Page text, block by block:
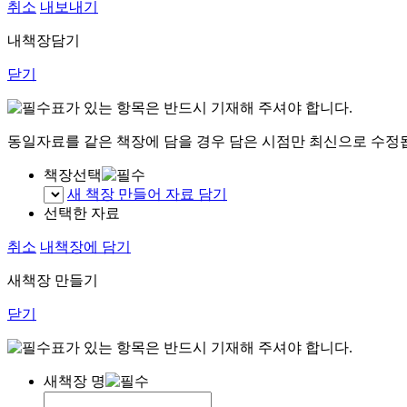
취소 내보내기
내책장담기
닫기
표가 있는 항목은 반드시 기재해 주셔야 합니다.
동일자료를 같은 책장에 담을 경우 담은 시점만 최신으로 수정
책장선택
새 책장 만들어 자료 담기
선택한 자료
취소 내책장에 담기
새책장 만들기
닫기
표가 있는 항목은 반드시 기재해 주셔야 합니다.
새책장 명